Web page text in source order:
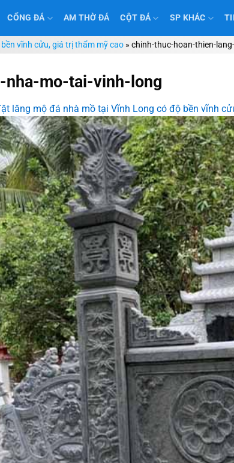
CỔNG ĐÁ AM THỜ ĐÁ CỘT ĐÁ SP KHÁC
vĩnh cửu, giá trị thẩm mỹ cao » chinh-thuc-hoan-thien-
mo-tai-vinh-long
lăng mộ đá nhà mồ tại Vĩnh Long có độ bền vĩnh